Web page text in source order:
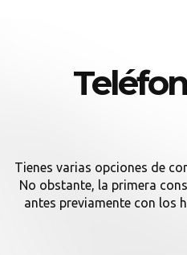
Tienes varias opciones de
No obstante, la primera
antes previamente con los